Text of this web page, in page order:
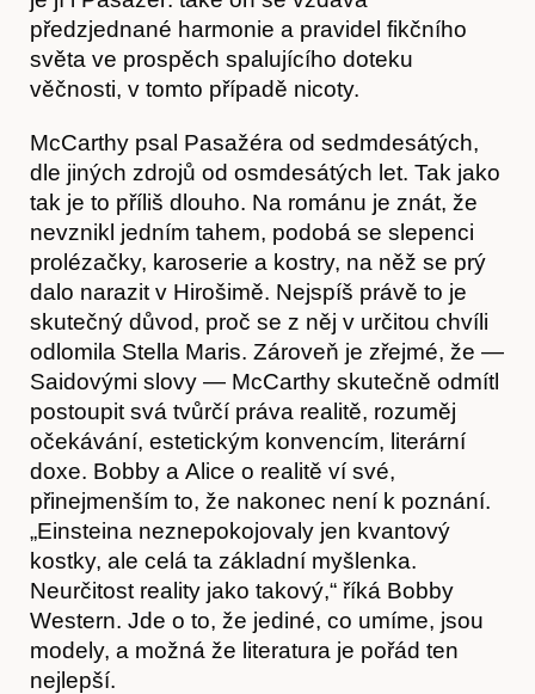
předzjednané harmonie a pravidel fikčního
světa ve prospěch spalujícího doteku
věčnosti, v tomto případě nicoty.
McCarthy psal Pasažéra od sedmdesátých,
dle jiných zdrojů od osmdesátých let. Tak jako
tak je to příliš dlouho. Na románu je znát, že
nevznikl jedním tahem, podobá se slepenci
prolézačky, karoserie a kostry, na něž se prý
dalo narazit v Hirošimě. Nejspíš právě to je
skutečný důvod, proč se z něj v určitou chvíli
odlomila Stella Maris. Zároveň je zřejmé, že —
Saidovými slovy — McCarthy skutečně odmítl
postoupit svá tvůrčí práva realitě, rozuměj
očekávání, estetickým konvencím, literární
doxe. Bobby a Alice o realitě ví své,
přinejmenším to, že nakonec není k poznání.
„Einsteina neznepokojovaly jen kvantový
kostky, ale celá ta základní myšlenka.
Neurčitost reality jako takový,“ říká Bobby
Western. Jde o to, že jediné, co umíme, jsou
modely, a možná že literatura je pořád ten
nejlepší.